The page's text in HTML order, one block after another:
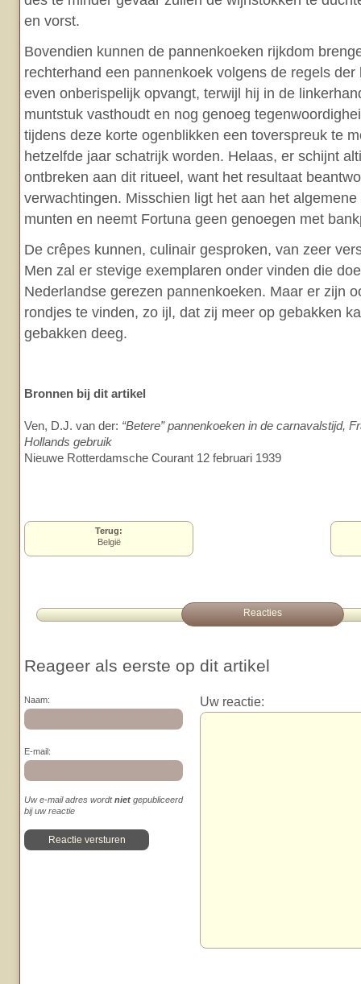
en vorst.
Bovendien kunnen de pannenkoeken rijkdom
rechterhand een pannenkoek volgens de regels
even onberispelijk opvangt, terwijl hij in de
muntstuk vasthoudt en nog genoeg
tijdens deze korte ogenblikken een toverspreuk te
hetzelfde jaar schatrijk worden. Helaas, er schijnt
ontbreken aan dit ritueel, want het resultaat
verwachtingen. Misschien ligt het aan het
munten en neemt Fortuna geen genoegen met
De crêpes kunnen, culinair gesproken, van zeer
Men zal er stevige exemplaren onder vinden die
Nederlandse gerezen pannenkoeken. Maar er zijn
rondjes te vinden, zo ijl, dat zij meer op gebakken
gebakken deeg.
Bronnen bij dit artikel
Ven, D.J. van der: “Betere” pannenkoeken in de carnavalstijd,
Hollands gebruik
Nieuwe Rotterdamsche Courant 12 februari 1939
Terug:
België
Reacties
Reageer als eerste op dit artikel
Naam:
E-mail:
Uw e-mail adres wordtniet gepubliceerd
bij uw reactie
Uw reactie: